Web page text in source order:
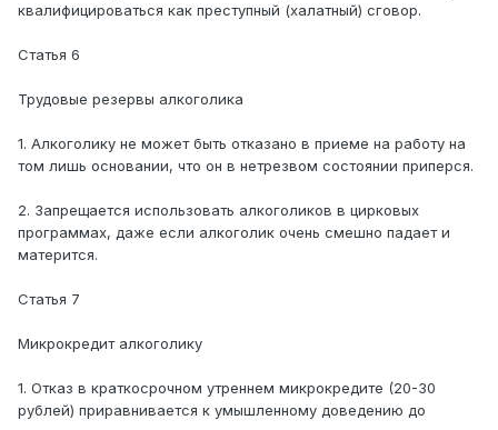
квалифицироваться как преступный (халатный) сговор.
Статья 6
Трудовые резервы алкоголика
1. Алкоголику не может быть отказано в приеме на работу на
том лишь основании, что он в нетрезвом состоянии приперся.
2. Запрещается использовать алкоголиков в цирковых
программах, даже если алкоголик очень смешно падает и
матерится.
Статья 7
Микрокредит алкоголику
1. Отказ в краткосрочном утреннем микрокредите (20-30
рублей) приравнивается к умышленному доведению до